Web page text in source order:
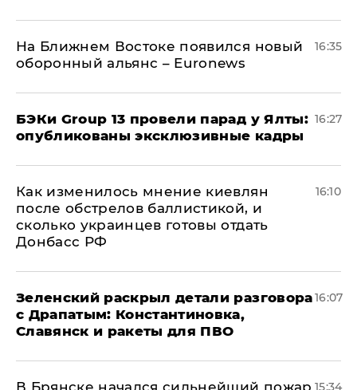
На Ближнем Востоке появился новый
оборонный альянс – Euronews
16:35
​БЭКи Group 13 провели парад у Ялты:
опубликованы эксклюзивные кадры
16:27
Как изменилось мнение киевлян
после обстрелов баллистикой, и
сколько украинцев готовы отдать
Донбасс РФ
16:10
​Зеленский раскрыл детали разговора
с Драпатым: Константиновка,
Славянск и ракеты для ПВО
16:07
В Брянске начался сильнейший пожар 15:34